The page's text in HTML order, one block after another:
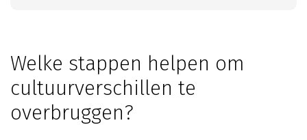
Welke stappen helpen om
cultuurverschillen te
overbruggen?